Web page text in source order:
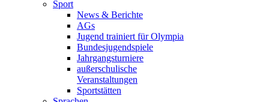
Sport
News & Berichte
AGs
Jugend trainiert für Olympia
Bundesjugendspiele
Jahrgangsturniere
außerschulische
Veranstaltungen
Sportstätten